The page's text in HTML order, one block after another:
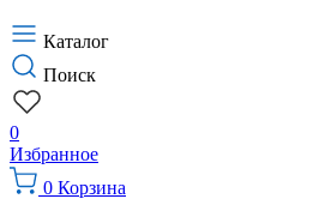
Каталог
Поиск
0
Избранное
0 Корзина